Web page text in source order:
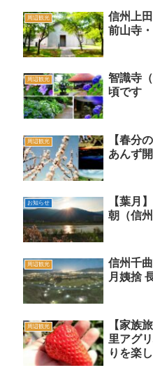
周辺観光
信州上
前山寺・
周辺観光
智識寺
頃です
周辺観光
【春分
あんず
お知らせ
【葉月
朝（信
周辺観光
信州千
月姨捨
周辺観光
【家族
里アグ
りを楽